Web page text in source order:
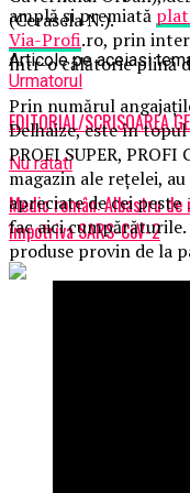
(Cerasela N.).
Articole pe aceiasi
Urmatorul
EDITORIAL/SCRISOAREA
Nu ratati
Medic român: Albastru
împotriva SARS-CoV-2
amplă și premiată
Via-Profi.ro, prin
într-o călătorie plină
Prin numărul
Delhaize, este în
PROFI SUPER,
magazin ale rețelei,
apreciate de cei
fac aici
produse provin de la